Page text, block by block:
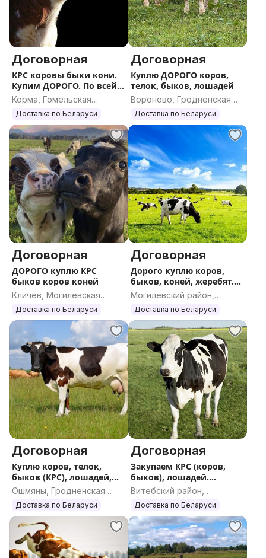
Договорная
КРС коровы быки кони.
Купим ДОРОГО. По всей
РБ
Корма, Гомельская
область
Доставка по Беларуси
Договорная
Куплю ДОРОГО коров,
телок, быков, лошадей
Вороново, Гродненская
область
Доставка по Беларуси
Договорная
ДОРОГО куплю КРС
быков коров коней
Кличев, Могилевская
область
Доставка по Беларуси
Договорная
Дорого куплю коров,
быков, коней, жеребят.
КРС
Могилевский район,
Могилевская область
Доставка по Беларуси
Договорная
Куплю коров, телок,
быков (КРС), лошадей,
жеребят
Ошмяны, Гродненская
область
Доставка по Беларуси
Договорная
Закупаем КРС (коров,
быков), лошадей.
ДОРОГО
Витебский район,
Витебская область
Доставка по Беларуси